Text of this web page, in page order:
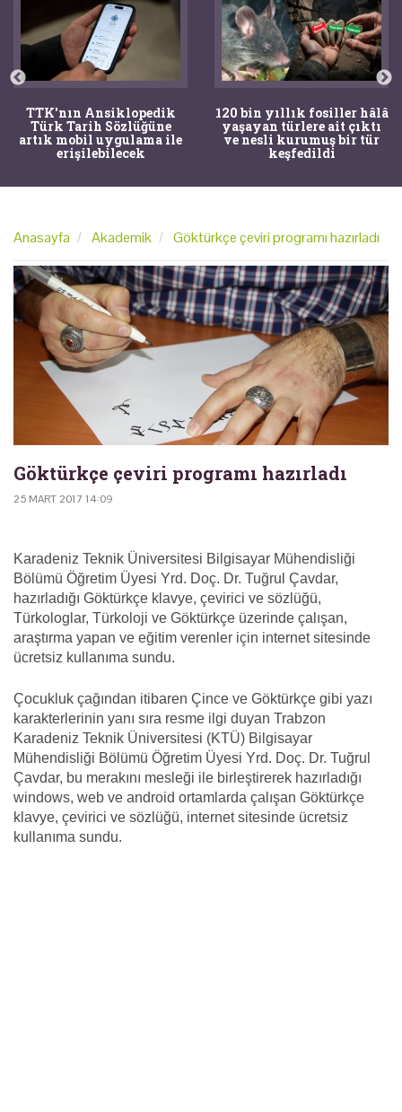
TTK'nın Ansiklopedik
Türk Tarih Sözlüğüne
artık mobil uygulama ile
erişilebilecek
120 bin yıllık fosiller hâlâ
yaşayan türlere ait çıktı
ve nesli kurumuş bir tür
keşfedildi
Anasayfa Akademik Göktürkçe çeviri programı hazırladı
Göktürkçe çeviri programı hazırladı
25 MART 2017 14:09
Karadeniz Teknik Üniversitesi Bilgisayar Mühendisliği
Bölümü Öğretim Üyesi Yrd. Doç. Dr. Tuğrul Çavdar,
hazırladığı Göktürkçe klavye, çevirici ve sözlüğü,
Türkologlar, Türkoloji ve Göktürkçe üzerinde çalışan,
araştırma yapan ve eğitim verenler için internet sitesinde
ücretsiz kullanıma sundu.
Çocukluk çağından itibaren Çince ve Göktürkçe gibi yazı
karakterlerinin yanı sıra resme ilgi duyan Trabzon
Karadeniz Teknik Üniversitesi (KTÜ) Bilgisayar
Mühendisliği Bölümü Öğretim Üyesi Yrd. Doç. Dr. Tuğrul
Çavdar, bu merakını mesleği ile birleştirerek hazırladığı
windows, web ve android ortamlarda çalışan Göktürkçe
klavye, çevirici ve sözlüğü, internet sitesinde ücretsiz
kullanıma sundu.